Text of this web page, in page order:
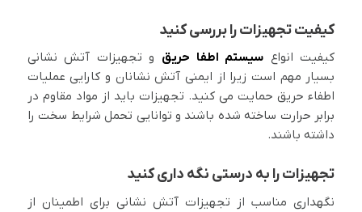
کیفیت تجهیزات را بررسی کنید
کیفیت انواع سیستم اطفا حریق و تجهیزات آتش نشانی
بسیار مهم است زیرا از ایمنی آتش نشانان و کارایی عملیات
اطفاء حریق حمایت می کنید. تجهیزات باید از مواد مقاوم در
برابر حرارت ساخته شده باشند و توانایی تحمل شرایط سخت را
داشته باشند.
تجهیزات را به درستی نگه داری کنید
نگهداری مناسب از تجهیزات آتش نشانی برای اطمینان از